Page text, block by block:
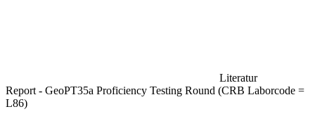
Literatur
Report - GeoPT35a Proficiency Testing Round (CRB Laborcode =
L86)